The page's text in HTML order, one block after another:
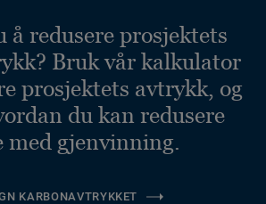
å redusere prosjektets
Bruk vår kalkulator
prosjektets avtrykk, og
du kan redusere
med gjenvinning.
KARBONAVTRYKKET